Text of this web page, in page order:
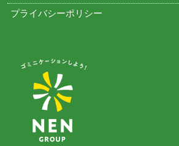
プライバシーポリシー